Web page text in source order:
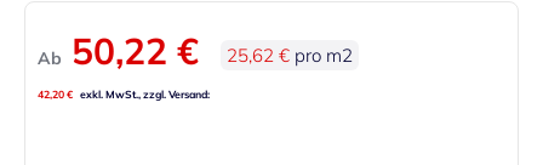
Ab 50,22 €
42,20 €
25,62 € pro m2